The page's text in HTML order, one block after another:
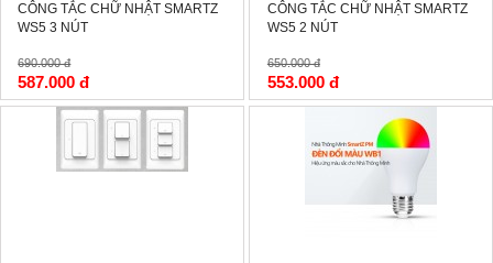
CÔNG TẮC CHỮ NHẬT SMARTZ
WS5 3 NÚT
690.000 đ
587.000 đ
CÔNG TẮC CHỮ NHẬT SMARTZ
WS5 2 NÚT
650.000 đ
553.000 đ